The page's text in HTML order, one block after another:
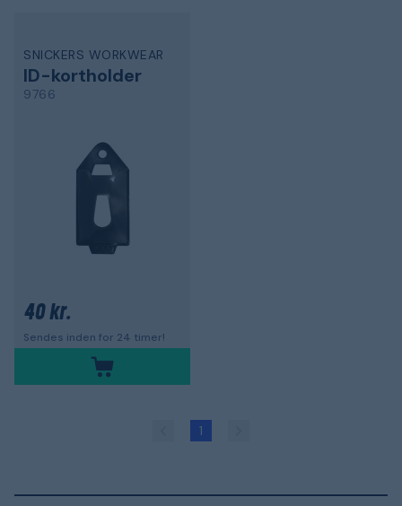
SNICKERS WORKWEAR
ID-kortholder
9766
40 kr.
Sendes inden for 24 timer!
1